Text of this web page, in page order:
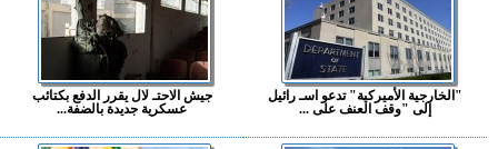
"الخارجية الأميركية" تدعو اسـ رائيل
إلى "وقف العنف على ...
جيش الاحتـ لال يقرر الدفع بكتائب
عسكرية جديدة بالضفة...